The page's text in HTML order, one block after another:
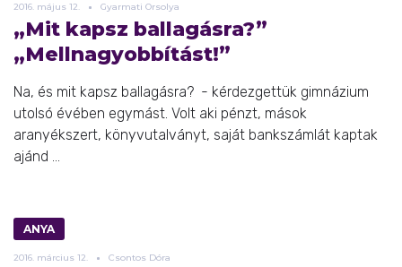
2016. május 12. Gyarmati Orsolya
„Mit kapsz ballagásra?”
„Mellnagyobbítást!”
Na, és mit kapsz ballagásra? - kérdezgettük gimnázium
utolsó évében egymást. Volt aki pénzt, mások
aranyékszert, könyvutalványt, saját bankszámlát kaptak
ajánd ...
ANYA
2016. március 12. Csontos Dóra